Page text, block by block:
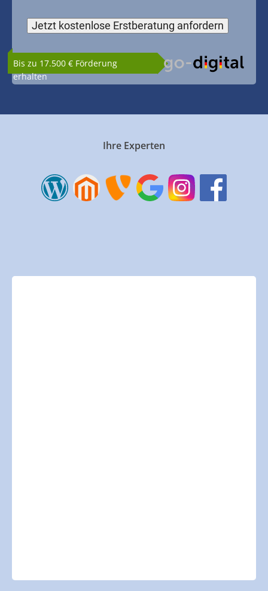
Bis zu 17.500 € Förderung
erhalten
Ihre Experten